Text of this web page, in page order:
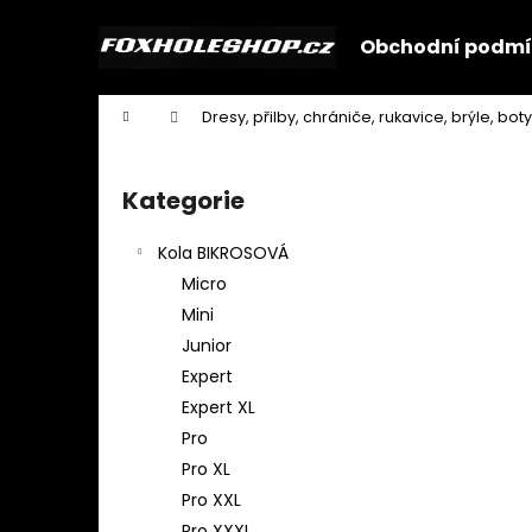
Obchodní
Domů Dresy, přilby, chrániče, rukavice, brýle, boty
Přeskočit
kategorie
Kategorie
Kola BIKROSOVÁ
Micro
Mini
Junior
Expert
Expert XL
Pro
Pro XL
Pro XXL
Zpět
Zpět